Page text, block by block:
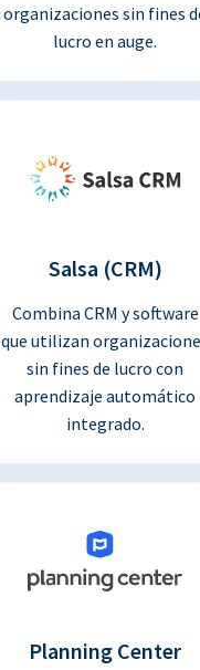
organizaciones sin fines
lucro en auge.
Salsa (CRM)
Combina CRM y software
que utilizan
sin fines de lucro con
aprendizaje automático
integrado.
Planning Center